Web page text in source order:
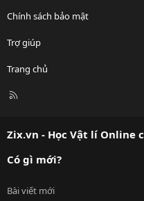
Chính sách bảo mật
Trợ giúp
Trang chủ
R
Zix.vn - Học Vật lí Online
Có gì mới?
Bài viết mới